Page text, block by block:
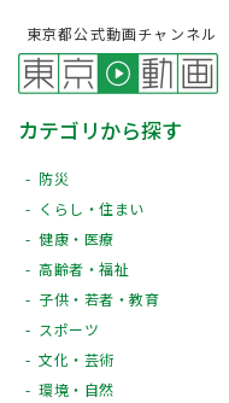
東京都公式動画チャンネル
カテゴリから探す
防災
くらし・住まい
健康・医療
高齢者・福祉
子供・若者・教育
スポーツ
文化・芸術
環境・自然